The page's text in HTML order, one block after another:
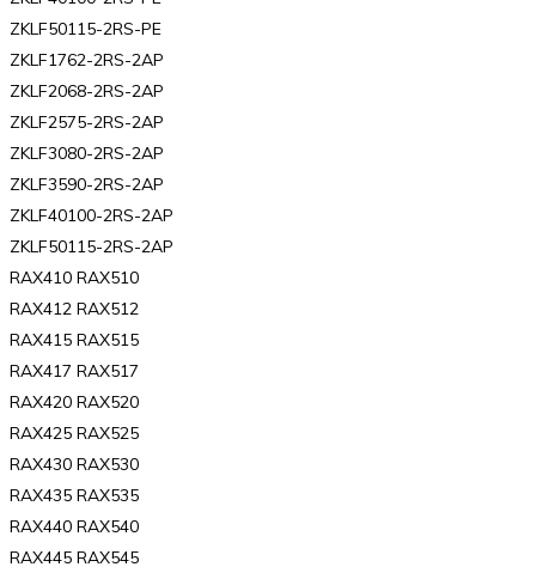
ZKLF50115-2RS-PE
ZKLF1762-2RS-2AP
ZKLF2068-2RS-2AP
ZKLF2575-2RS-2AP
ZKLF3080-2RS-2AP
ZKLF3590-2RS-2AP
ZKLF40100-2RS-2AP
ZKLF50115-2RS-2AP
RAX410 RAX510
RAX412 RAX512
RAX415 RAX515
RAX417 RAX517
RAX420 RAX520
RAX425 RAX525
RAX430 RAX530
RAX435 RAX535
RAX440 RAX540
RAX445 RAX545